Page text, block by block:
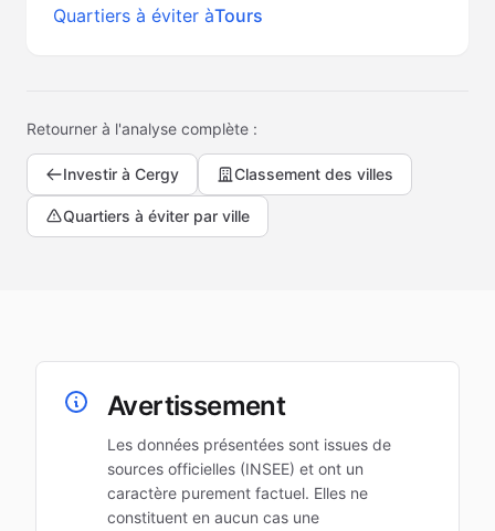
Quartiers à éviter àTours
Retourner à l'analyse complète :
Investir à Cergy Classement des villes
Quartiers à éviter par ville
Avertissement
Les données présentées sont issues de
sources officielles (INSEE) et ont un
caractère purement factuel. Elles ne
constituent en aucun cas une